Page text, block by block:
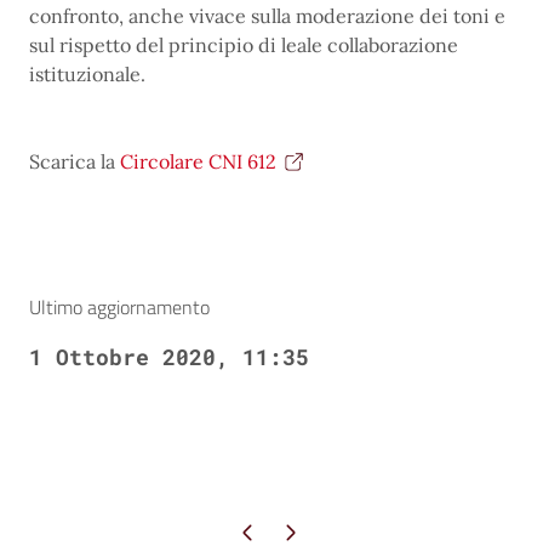
confronto, anche vivace sulla moderazione dei toni e
sul rispetto del principio di leale collaborazione
istituzionale.
Scarica la Circolare CNI 612
Ultimo aggiornamento
1 Ottobre 2020, 11:35
Pagina precedente
Pagina successiva